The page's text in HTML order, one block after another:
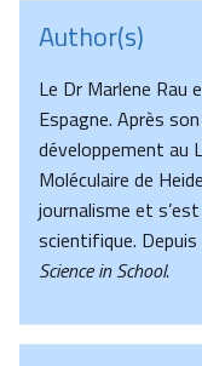
Author(s)
Le Dr Marlene Rau
Espagne. Après
développement au
Moléculaire de
journalisme et
scientifique.
Science in School.